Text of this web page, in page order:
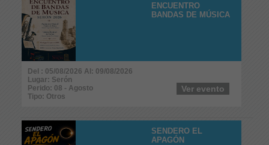
ENCUENTRO
BANDAS DE MÚSICA
Del : 05/08/2026 Al: 09/08/2026
Lugar: Serón
Perido: 08 - Agosto
Tipo: Otros
Ver evento
SENDERO EL
APAGÓN